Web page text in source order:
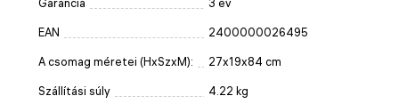
Garancia 3 év
EAN 2400000026495
A csomag méretei (HxSzxM): 27x19x84 cm
Szállítási súly 4.22 kg